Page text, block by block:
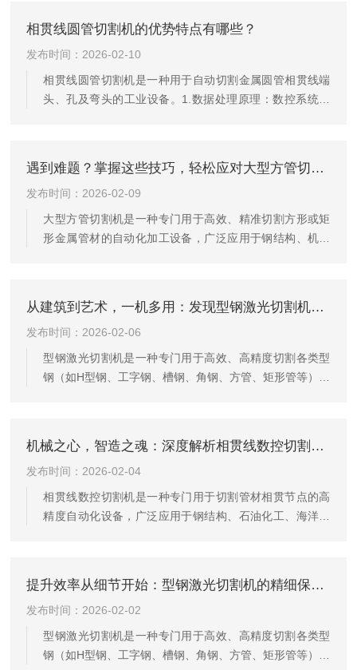
相贯线圆管切割机的优势特点有哪些？
发布时间：2026-02-10
相贯线圆管切割机是一种用于自动切割金属圆管相贯线端
头、孔及弯头的工业设备。1.数据处理原理：数控系统接
进行优化。2.多轴联动控制原理：相贯线切割需X轴(管料
进给)、Y轴(刀具横向移动)、Z轴(刀具升降)及A轴(管料旋
转)的协同联动。数控系统通过脉冲信号控制各轴驱动器与
电机，确保运动轨迹匹配相贯线曲线。3.实时监测原理：
遇到难题？掌握这些技巧，轻松应对大型方管切割机的常见挑战
发布时间：2026-02-09
大型方管切割机是一种专门用于高效、精准切割方形或矩
形金属管材的自动化加工设备，广泛应用于钢结构、机械
坡口、开孔及复杂轮廓切割，满足高精度、高效率的生产
需求。大型方管切割机通常采用数控（CNC）系统控制，
集成伺服驱动、精密导轨和高刚性机架结构，确保运行稳
定与重复定位精度。其核心切割方式包括火焰切割、等离
从建筑到艺术，一机多用：发现型钢激光切割机的无限可能
发布时间：2026-02-06
型钢激光切割机是一种专门用于高效、高精度切割各类型
钢（如H型钢、工字钢、槽钢、角钢、方管、矩形管等）的
该设备的核心优势在于其“柔性加工”能力。传统型钢加工依
赖多道工序（如锯切、钻孔、铣削），而型钢激光切割机
可一次性完成三维立体切割、斜切、开孔、坡口、刻字等
多种复杂工艺，无需更换模具或刀具，大幅缩短生产周
机械之心，智造之魂：深度解析相贯线数控切割机核心部件！
发布时间：2026-02-04
相贯线数控切割机是一种专门用于切割管材相贯节点的高
精度自动化设备，广泛应用于钢结构、石油化工、海洋工
类曲线，而相贯线数控切割机通过计算机控制，可高效、
精准地完成各类管材（如圆管、方管、矩形管等）的相贯
切割。该设备通常由数控系统、伺服驱动系统、旋转卡
盘、割炬（火焰、等离子或激光）、支撑托架及操作软件
提升效率从细节开始：型钢激光切割机的精细保养秘籍！
发布时间：2026-02-02
型钢激光切割机是一种专门用于高效、高精度切割各类型
钢（如H型钢、工字钢、槽钢、角钢、方管、矩形管等）的